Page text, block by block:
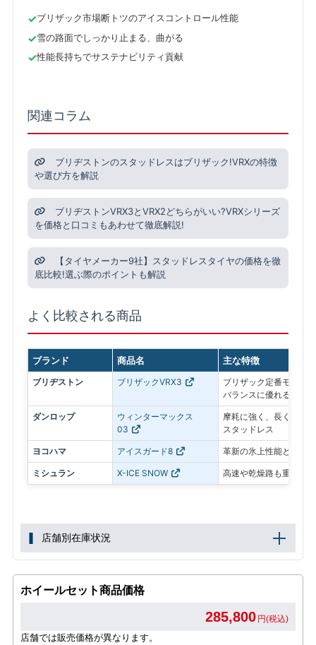
ブリザック市場断トツのアイスコントロール性能
雪の路面でしっかり止まる、曲がる
性能長持ちでサステナビリティ貢献
関連コラム
ブリヂストンのスタッドレスはブリザック!VRXの特徴
や選び方を解説
ブリヂストンVRX3とVRX2どちらがいい?VRXシリーズ
を価格と口コミもあわせて徹底解説!
【タイヤメーカー9社】スタッドレスタイヤの価格を徹
底比較!選ぶ際のポイントも解説
よく比較される商品
ブランド 商品名 主な特徴
ブリヂストン ブリザックVRX3
ブリザック定番モデル
バランスに優れる
ダンロップ
ウィンターマックス
03
摩耗に強く、長く使い
スタッドレス
ヨコハマ アイスガード8 革新の氷上性能と静粛
ミシュラン X-ICE SNOW 高速や乾燥路も重視し
店舗別在庫状況
ホイールセット商品価格
285,800 円(税込)
店舗では販売価格が異なります。